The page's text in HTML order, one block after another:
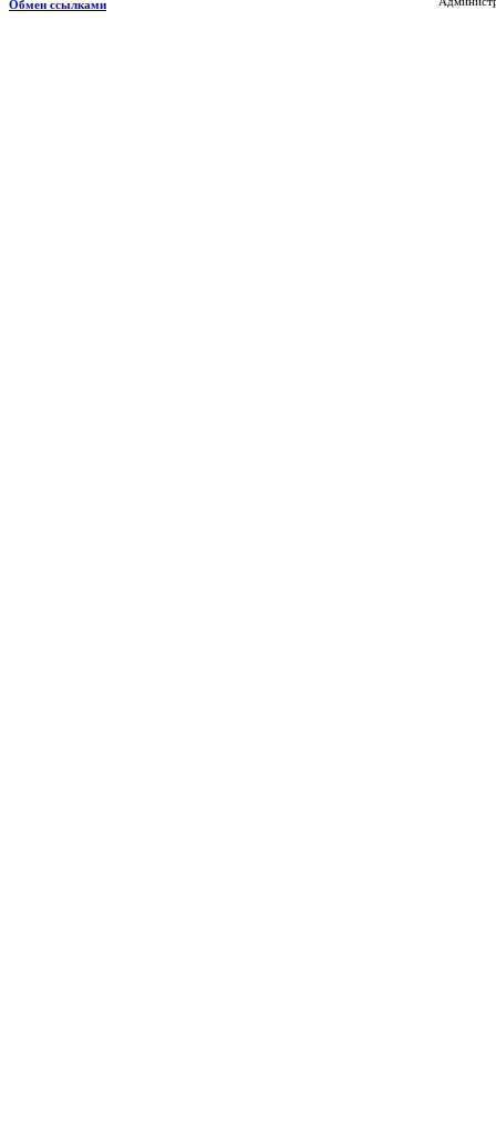
Обмен ссылками